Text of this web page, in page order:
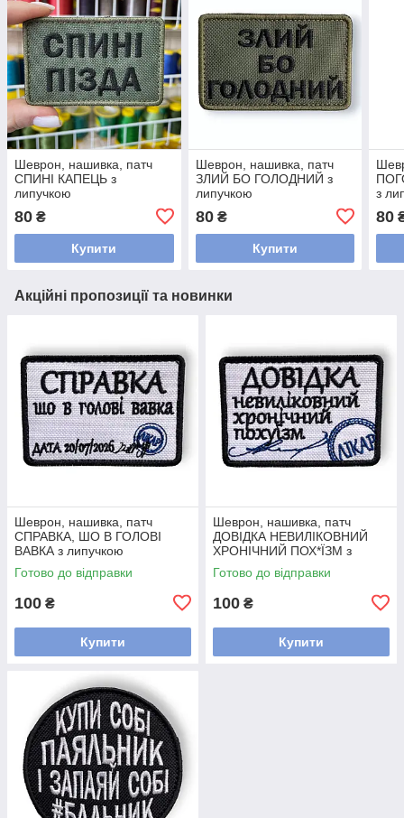
Шеврон, нашивка, патч
СПИНІ КАПЕЦЬ з
липучкою
80 ₴
Купити
Шеврон, нашивка, патч
ЗЛИЙ БО ГОЛОДНИЙ з
липучкою
80₴
Купити
з
80
Акційні пропозиції та новинки
Шеврон, нашивка, патч
СПРАВКА, ШО В ГОЛОВІ
ВАВКА з липучкою
Готово до відправки
100 ₴
Купити
Шеврон, нашивка, патч
ДОВІДКА НЕВИЛІКОВНИЙ
ХРОНІЧНИЙ ПОХ*ЇЗМ з
липучкою
Готово до відправки
100 ₴
Купити